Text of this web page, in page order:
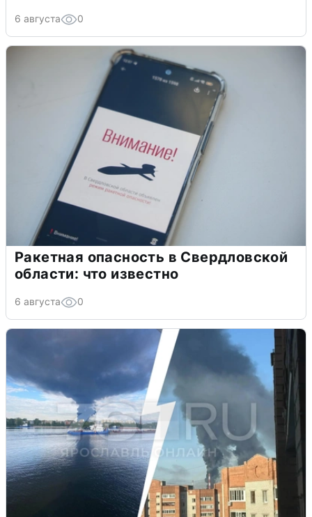
6 августа 0
Ракетная опасность в Свердловской
области: что известно
6 августа 0